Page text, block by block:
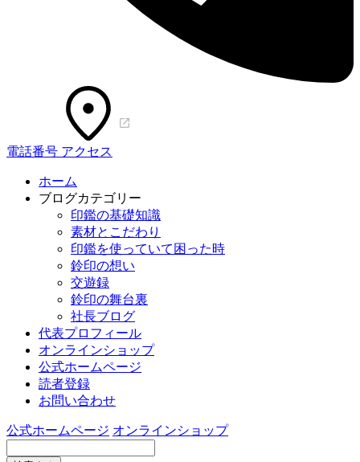
電話番号 アクセス
ホーム
ブログカテゴリー
印鑑の基礎知識
素材とこだわり
印鑑を使っていて困った時
鈴印の想い
交遊録
鈴印の舞台裏
社長ブログ
代表プロフィール
オンラインショップ
公式ホームページ
読者登録
お問い合わせ
公式ホームページ オンラインショップ